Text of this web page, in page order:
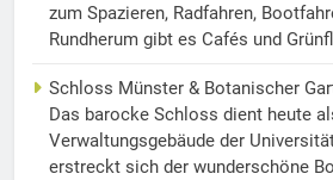
zum Spazieren, Radfahren,
Rundherum gibt es Cafés und
Schloss Münster & Botanischer
Das barocke Schloss dient heute
Verwaltungsgebäude der
erstreckt sich der wunderschöne